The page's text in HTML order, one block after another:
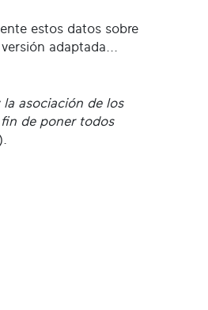
estos datos sobre
adaptada...
la asociación de los
de poner todos